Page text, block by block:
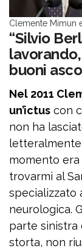
Clemente Mimun
“Silvio
buoni
Nel 2011
un’ictus con
non ha
letteralmente
momento era
trovarmi al
specializzato
neurologica.
parte sinistra
storta, non